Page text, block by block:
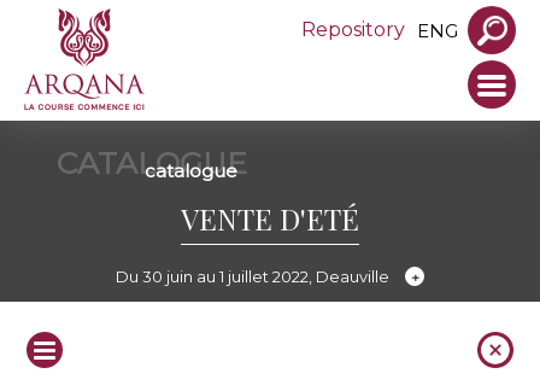
Repository ENG
CATALOGUE
catalogue
VENTE D'ETÉ
Du 30 juin au 1 juillet 2022, Deauville